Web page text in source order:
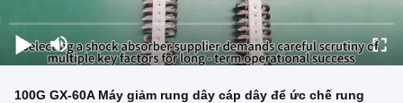
100G GX-60A Máy giảm rung dây cáp dây để ức chế rung